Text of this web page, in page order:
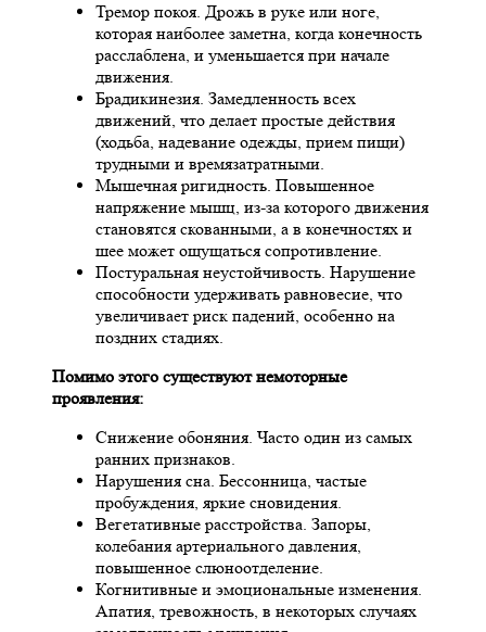
Тремор покоя. Дрожь в руке или ноге,
которая наиболее заметна, когда конечность
расслаблена, и уменьшается при начале
движения.
Брадикинезия. Замедленность всех
движений, что делает простые действия
(ходьба, надевание одежды, прием пищи)
трудными и времязатратными.
Мышечная ригидность. Повышенное
напряжение мышц, из-за которого движения
становятся скованными, а в конечностях и
шее может ощущаться сопротивление.
Постуральная неустойчивость. Нарушение
способности удерживать равновесие, что
увеличивает риск падений, особенно на
поздних стадиях.
Помимо этого существуют немоторные
проявления:
Снижение обоняния. Часто один из самых
ранних признаков.
Нарушения сна. Бессонница, частые
пробуждения, яркие сновидения.
Вегетативные расстройства. Запоры,
колебания артериального давления,
повышенное слюноотделение.
Когнитивные и эмоциональные изменения.
Апатия, тревожность, в некоторых случаях